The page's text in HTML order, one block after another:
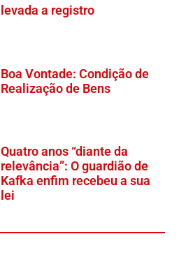
levada a registro
Boa Vontade: Condição de
Realização de Bens
Quatro anos “diante da
relevância”: O guardião de
Kafka enfim recebeu a sua
lei